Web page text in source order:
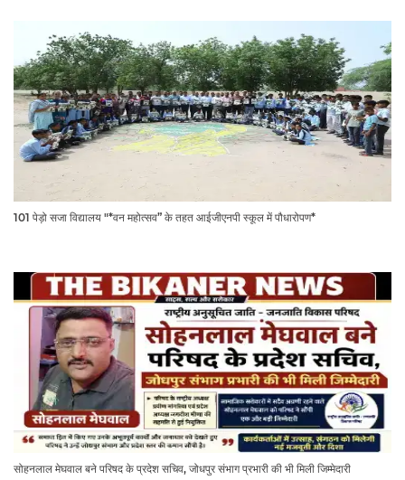
101 पेड़ो सजा विद्यालय "*वन महोत्सव” के तहत आईजीएनपी स्कूल में पौधारोपण*
सोहनलाल मेघवाल बने परिषद के प्रदेश सचिव, जोधपुर संभाग प्रभारी की भी मिली जिम्मेदारी